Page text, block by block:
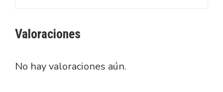
Valoraciones
No hay valoraciones aún.